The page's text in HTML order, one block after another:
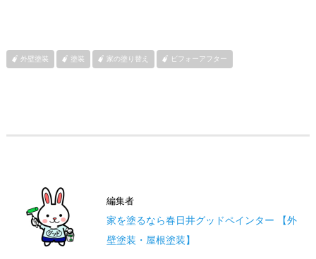
外壁塗装 塗装 家の塗り替え ビフォーアフター
編集者
家を塗るなら春日井グッドペインター 【外
壁塗装・屋根塗装】